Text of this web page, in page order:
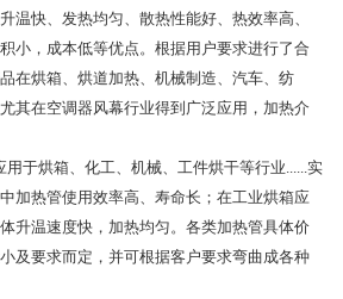
温快、发热均匀、散热性能好、热效率高、
小，成本低等优点。根据用户要求进行了合
在烘箱、烘道加热、机械制造、汽车、纺
其在空调器风幕行业得到广泛应用，加热介
于烘箱、化工、机械、工件烘干等行业......实
加热管使用效率高、寿命长；在工业烘箱应
升温速度快，加热均匀。各类加热管具体价
及要求而定，并可根据客户要求弯曲成各种